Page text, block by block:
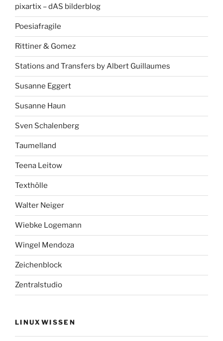
pixartix – dAS bilderblog
Poesiafragile
Rittiner & Gomez
Stations and Transfers by Albert Guillaumes
Susanne Eggert
Susanne Haun
Sven Schalenberg
Taumelland
Teena Leitow
Texthölle
Walter Neiger
Wiebke Logemann
Wingel Mendoza
Zeichenblock
Zentralstudio
LINUXWISSEN